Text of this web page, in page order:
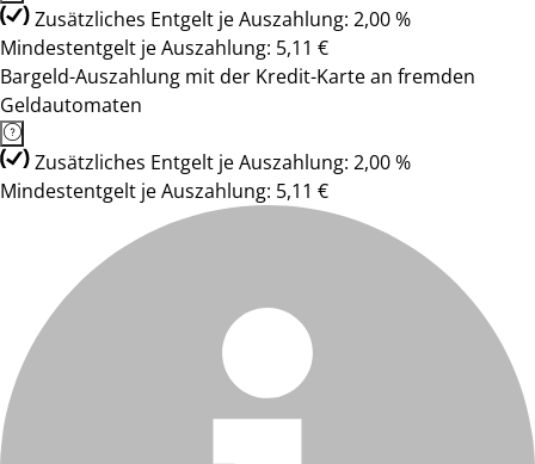
Zusätzliches Entgelt je Auszahlung: 2,00 %
Mindestentgelt je Auszahlung: 5,11 €
Bargeld-Auszahlung mit der Kredit-Karte an fremden
Geldautomaten
Zusätzliches Entgelt je Auszahlung: 2,00 %
Mindestentgelt je Auszahlung: 5,11 €